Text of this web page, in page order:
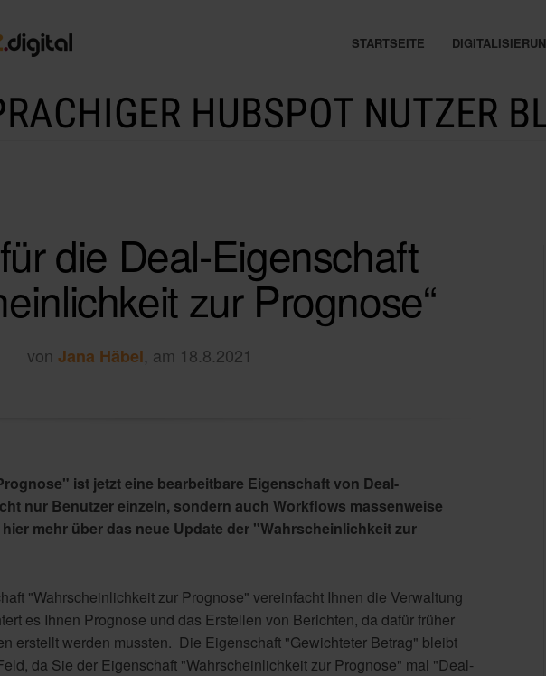
STARTSEITE
HUBSPOT NUTZER
die Deal-Eigenschaft
zur Prognose“
von Jana Häbel, am 18.8.2021
ist jetzt eine bearbeitbare Eigenschaft von Deal-
nur Benutzer einzeln, sondern auch Workflows massenweise
mehr über das neue Update der "Wahrscheinlichkeit zur
"Wahrscheinlichkeit zur Prognose" vereinfacht Ihnen die Verwaltung
es Ihnen Prognose und das Erstellen von Berichten, da dafür früher
erstellt werden mussten. Die Eigenschaft "Gewichteter Betrag" bleibt
da Sie der Eigenschaft "Wahrscheinlichkeit zur Prognose" mal "Deal-